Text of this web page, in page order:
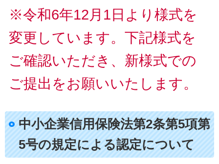
※令和6年12月1日より様式を
変更しています。下記様式を
ご確認いただき、新様式での
ご提出をお願いいたします。
中小企業信用保険法第2条第5項第
5号の規定による認定について